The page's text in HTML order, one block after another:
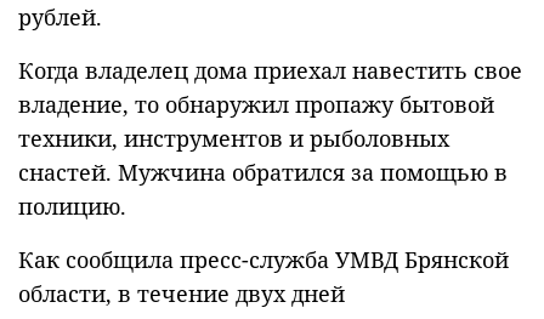
рублей.
Когда владелец дома приехал навестить свое
владение, то обнаружил пропажу бытовой
техники, инструментов и рыболовных
снастей. Мужчина обратился за помощью в
полицию.
Как сообщила пресс-служба УМВД Брянской
области, в течение двух дней